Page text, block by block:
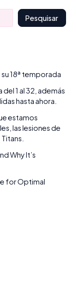
Pesquisar
18ª temporada
1 al 32, además
hasta ahora.
estamos
las lesiones de
Why It’s
for Optimal